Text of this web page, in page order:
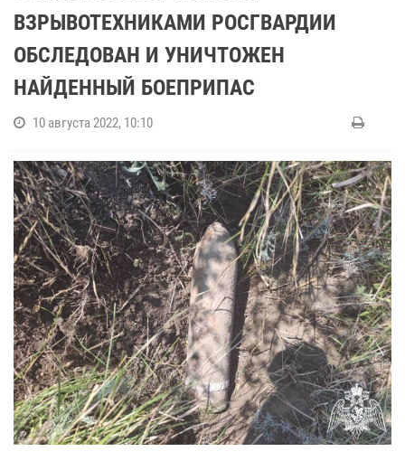
ВЗРЫВОТЕХНИКАМИ РОСГВАРДИИ
ОБСЛЕДОВАН И УНИЧТОЖЕН
НАЙДЕННЫЙ БОЕПРИПАС
10 августа 2022, 10:10